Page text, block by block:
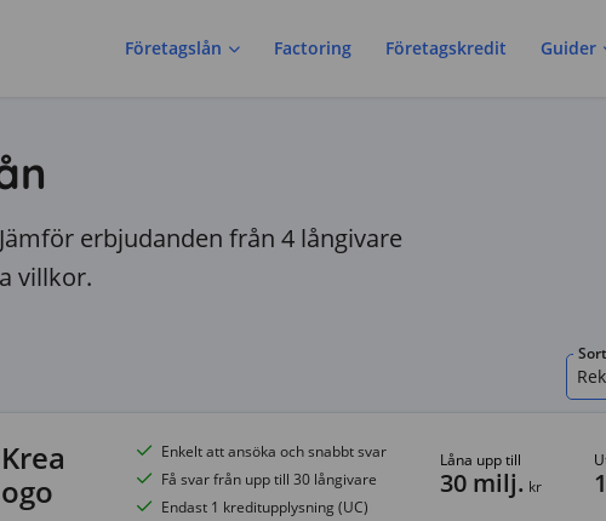
Företagslån Factoring Företagskredit Guider
erbjudanden från 4 långivare
villkor.
Enkelt att ansöka och snabbt svar
Få svar från upp till 30 långivare
Endast 1 kreditupplysning (UC)
Låna upp till
30 milj. kr